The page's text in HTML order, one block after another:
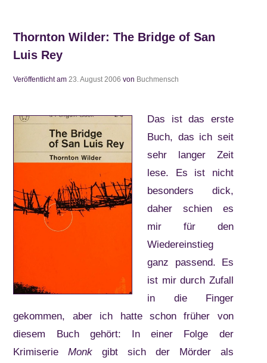
Thornton Wilder: The Bridge of San
Luis Rey
Veröffentlicht am23. August 2006 von Buchmensch
Das ist das erste
Buch, das ich seit
sehr langer Zeit
lese. Es ist nicht
besonders dick,
daher schien es
mir für den
Wiedereinstieg
ganz passend. Es
ist mir durch Zufall
in die Finger
gekommen, aber ich hatte schon früher von
diesem Buch gehört: In einer Folge der
KrimiserieMonk gibt sich der Mörder als